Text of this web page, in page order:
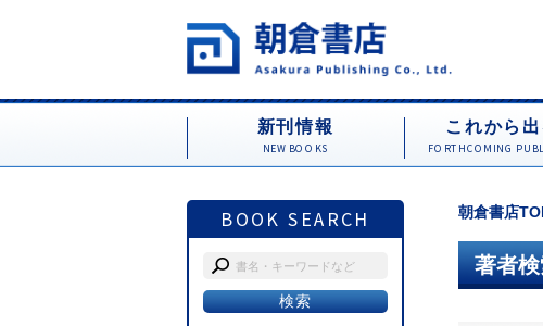
新刊情報
NEW BOOKS
これから
FORTHCOMING
BOOK SEARCH 朝倉書店
著者